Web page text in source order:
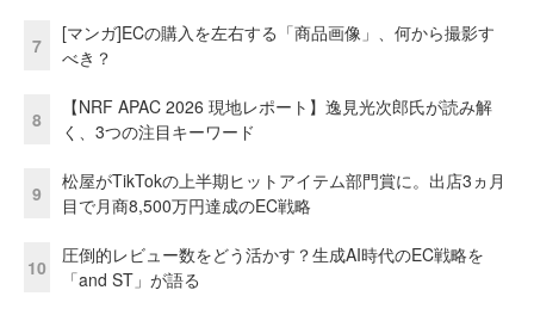
7
[マンガ]ECの購入を左右する「商品画像」、何から撮影す
べき？
8
【NRF APAC 2026 現地レポート】逸見光次郎氏が読み解
く、3つの注目キーワード
9
松屋がTikTokの上半期ヒットアイテム部門賞に。出店3ヵ月
目で月商8,500万円達成のEC戦略
10
圧倒的レビュー数をどう活かす？生成AI時代のEC戦略を
「and ST」が語る